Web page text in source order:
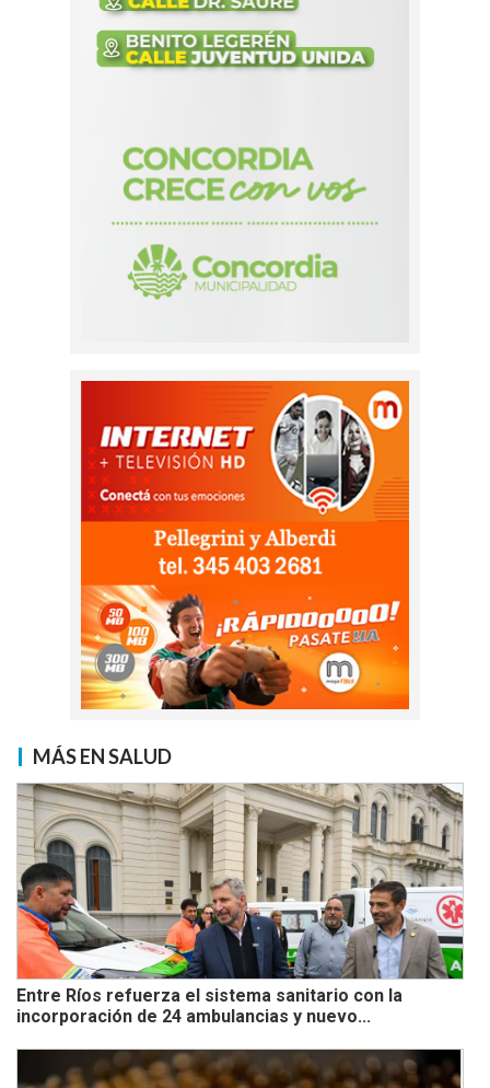
MÁS EN SALUD
Entre Ríos refuerza el sistema sanitario con la
incorporación de 24 ambulancias y nuevo...